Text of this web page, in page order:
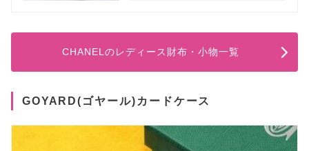
CHANELのレディース財布・小物一覧
GOYARD(ゴヤール)カードケース